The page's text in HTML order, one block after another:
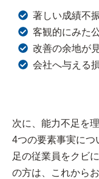
著しい成績不
客観的にみた
改善の余地が
会社へ与える
次に、能力不足を
4つの要素事実につ
足の従業員をクビ
の方は、これから